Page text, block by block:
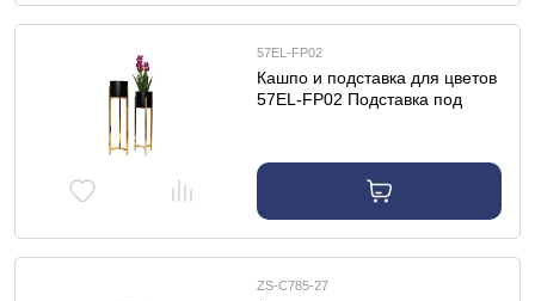
57EL-FP02
Кашпо и подставка для цветов
57EL-FP02 Подставка под
ZS-C785-27